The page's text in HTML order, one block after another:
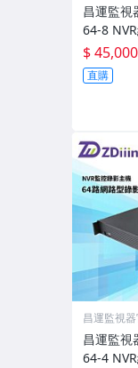
昌運監視
64-8 NVR網路型錄影主機
$ 45,000
直購
昌運監視
昌運監視
64-4 NVR網路型錄影主機